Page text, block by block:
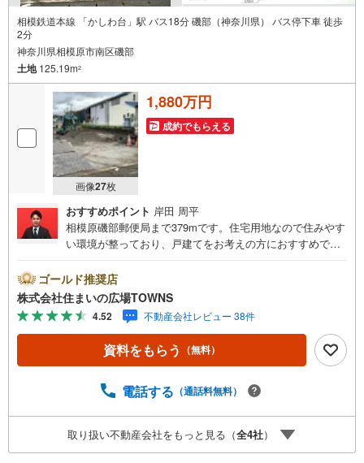
相模鉄道本線 「かしわ台」駅 バス18分 磯部（神奈川県） バス停下車 徒歩
2分
神奈川県相模原市南区磯部
土地125.19m2
画像27枚
1,880万円
成約でもらえる
おすすめポイント 岸田 周平
相模原磯部郵便局まで379mです。住宅用地なので住みやす
い環境が整っており、戸建てをお考えの方におすすめで
地。建物がごちゃごちゃすることがない第一種低層住居専
用地域なので、静かに快適に過ごすことができます。土地
面積は125.19平米（公簿）で一押しです。【年中無休/9:00
～21:00】人気物件は特にお問い合わせが集中するため、お
早めにお電話下さい。「室内・現地を見学する」ボタンよ
りご予約頂くとご見学がスムーズです。■その他、各種ご相
のシミュレーション■住まいの広場TOWNSからお客様へ経
紹介させて頂きます！ /他社様掲載物件も併せてご紹介可能
ですのでお気軽にお問い合わせ下さい♪駐車場もございま
すので、お車でのお越しも大歓迎です！
ゴールド推奨店
株式会社住まいの広場TOWNS
4.52 不動産会社レビュー 38件
資料をもらう （無料）
電話する （通話料無料）
取り扱い不動産会社をもっと見る（全4社）